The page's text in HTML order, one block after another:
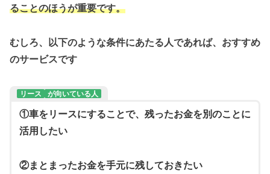
ることのほうが重要です。
むしろ、以下のような条件にあたる人であれば、おすすめ
のサービスです
リース が向いている人
①車をリースにすることで、残ったお金を別のことに
活用したい
②まとまったお金を手元に残しておきたい